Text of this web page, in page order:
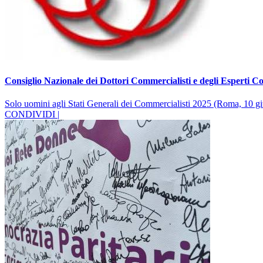
Consiglio Nazionale dei Dottori Commercialisti e degli Esperti
Solo uomini agli Stati Generali dei Commercialisti 2025 (Roma, 10
CONDIVIDI |